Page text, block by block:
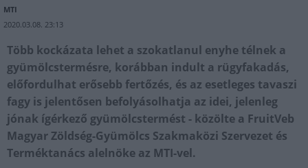
MTI
2020.03.08. 23:13
Több kockázata lehet a szokatlanul enyhe télnek a
gyümölcstermésre, korábban indult a rügyfakadás,
előfordulhat erősebb fertőzés, és az esetleges tavaszi
fagy is jelentősen befolyásolhatja az idei, jelenleg
jónak ígérkező gyümölcstermést - közölte a FruitVeb
Magyar Zöldség-Gyümölcs Szakmaközi Szervezet és
Terméktanács alelnöke az MTI-vel.